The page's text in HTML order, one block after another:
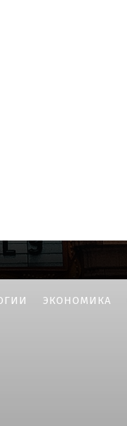
ЭКОНОМИКА